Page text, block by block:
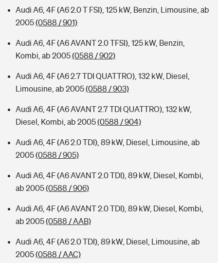
Audi A6, 4F (A6 2.0 T FSI), 125 kW, Benzin, Limousine, ab
2005(0588 / 901)
Audi A6, 4F (A6 AVANT 2.0 TFSI), 125 kW, Benzin,
Kombi, ab 2005(0588 / 902)
Audi A6, 4F (A6 2.7 TDI QUATTRO), 132 kW, Diesel,
Limousine, ab 2005(0588 / 903)
Audi A6, 4F (A6 AVANT 2.7 TDI QUATTRO), 132 kW,
Diesel, Kombi, ab 2005(0588 / 904)
Audi A6, 4F (A6 2.0 TDI), 89 kW, Diesel, Limousine, ab
2005(0588 / 905)
Audi A6, 4F (A6 AVANT 2.0 TDI), 89 kW, Diesel, Kombi,
ab 2005(0588 / 906)
Audi A6, 4F (A6 AVANT 2.0 TDI), 89 kW, Diesel, Kombi,
ab 2005(0588 / AAB)
Audi A6, 4F (A6 2.0 TDI), 89 kW, Diesel, Limousine, ab
2005(0588 / AAC)